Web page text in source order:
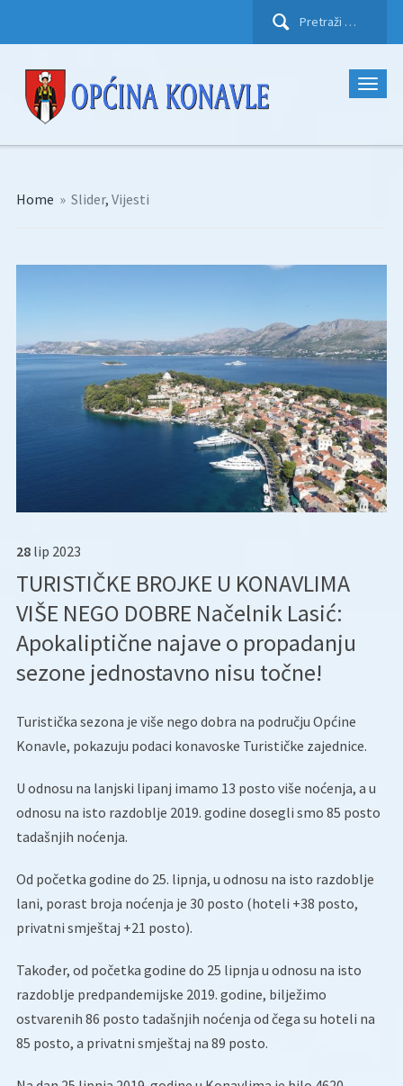
Pretraži:
Home » Slider, Vijesti
28 lip 2023
TURISTIČKE BROJKE U KONAVLIMA
VIŠE NEGO DOBRE Načelnik Lasić:
Apokaliptične najave o propadanju
sezone jednostavno nisu točne!
Turistička sezona je više nego dobra na području Općine
Konavle, pokazuju podaci konavoske Turističke zajednice.
U odnosu na lanjski lipanj imamo 13 posto više noćenja, a u
odnosu na isto razdoblje 2019. godine dosegli smo 85 posto
tadašnjih noćenja.
Od početka godine do 25. lipnja, u odnosu na isto razdoblje
lani, porast broja noćenja je 30 posto (hoteli +38 posto,
privatni smještaj +21 posto).
Također, od početka godine do 25 lipnja u odnosu na isto
razdoblje predpandemijske 2019. godine, bilježimo
ostvarenih 86 posto tadašnjih noćenja od čega su hoteli na
85 posto, a privatni smještaj na 89 posto.